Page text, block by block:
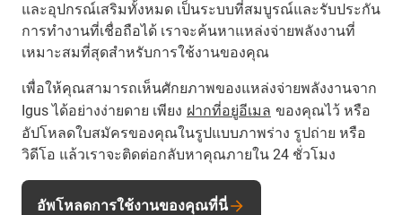
และอุปกรณ์เสริมทั้งหมด เป็นระบบที่สมบูรณ์และรับประกัน
การทำงานที่เชื่อถือได้ เราจะค้นหาแหล่งจ่ายพลังงานที่
เหมาะสมที่สุดสำหรับการใช้งานของคุณ
เพื่อให้คุณสามารถเห็นศักยภาพของแหล่งจ่ายพลังงานจาก
Igus ได้อย่างง่ายดาย เพียง ฝากที่อยู่อีเมล ของคุณไว้ หรือ
อัปโหลดใบสมัครของคุณในรูปแบบภาพร่าง รูปถ่าย หรือ
วิดีโอ แล้วเราจะติดต่อกลับหาคุณภายใน 24 ชั่วโมง
อัพโหลดการใช้งานของคุณที่นี่